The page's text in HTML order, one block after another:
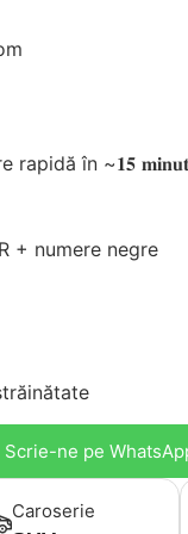
rapidă în ~𝟏𝟓
+ numere negre
Scrie-ne pe
Caroserie